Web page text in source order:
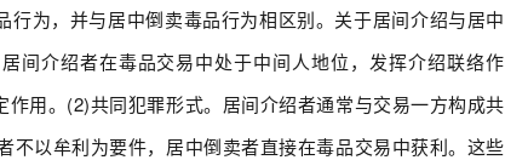
为，并与居中倒卖毒品行为相区别。关于居间介绍与居中
间介绍者在毒品交易中处于中间人地位，发挥介绍联络作
用。(2)共同犯罪形式。居间介绍者通常与交易一方构成共
以牟利为要件，居中倒卖者直接在毒品交易中获利。这些